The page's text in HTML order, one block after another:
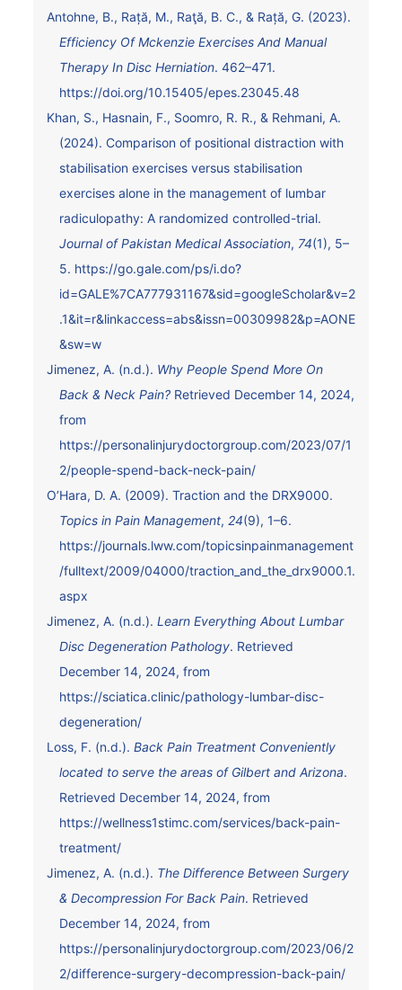
Antohne, B., Rață, M., Raţă, B. C., & Rață, G. (2023).
Efficiency Of Mckenzie Exercises And Manual
Therapy In Disc Herniation. 462–471.
https://doi.org/10.15405/epes.23045.48
Khan, S., Hasnain, F., Soomro, R. R., & Rehmani, A.
(2024). Comparison of positional distraction with
stabilisation exercises versus stabilisation
exercises alone in the management of lumbar
radiculopathy: A randomized controlled-trial.
Journal of Pakistan Medical Association, 74(1), 5–
5. https://go.gale.com/ps/i.do?
id=GALE%7CA777931167&sid=googleScholar&v=2
.1&it=r&linkaccess=abs&issn=00309982&p=AONE
&sw=w
Jimenez, A. (n.d.). Why People Spend More On
Back & Neck Pain?Retrieved December 14, 2024,
from
https://personalinjurydoctorgroup.com/2023/07/1
2/people-spend-back-neck-pain/
O’Hara, D. A. (2009). Traction and the DRX9000.
Topics in Pain Management, 24(9), 1–6.
https://journals.lww.com/topicsinpainmanagement
/fulltext/2009/04000/traction_and_the_drx9000.1.
aspx
Jimenez, A. (n.d.). Learn Everything About Lumbar
Disc Degeneration Pathology. Retrieved
December 14, 2024, from
https://sciatica.clinic/pathology-lumbar-disc-
degeneration/
Loss, F. (n.d.). Back Pain Treatment Conveniently
located to serve the areas of Gilbert and Arizona.
Retrieved December 14, 2024, from
https://wellness1stimc.com/services/back-pain-
treatment/
Jimenez, A. (n.d.). The Difference Between Surgery
& Decompression For Back Pain. Retrieved
December 14, 2024, from
https://personalinjurydoctorgroup.com/2023/06/2
2/difference-surgery-decompression-back-pain/